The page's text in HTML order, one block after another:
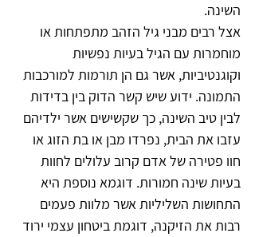
השינה.
אצל רבים מבני גיל הזהב מתפתחות או
מוחמרות עם הגיל בעיות נפשיות
וקוגנטיביות, אשר גם הן תורמות למורכבות
התמונה. ידוע שיש קשר הדוק בין בדידות
לבין טיב השינה, כך שקשישים אשר ילדיהם
עזבו את הבית, נפרדו מבן או בת הזוג או
חוו פטירה של אדם קרוב עלולים לחוות
בעיות שינה חמורות. דוגמא נוספת היא
התחושות השליליות אשר מלוות פעמים
רבות את הזיקנה, דוגמת ביטחון עצמי ירוד